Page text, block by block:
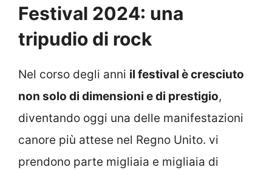
Festival 2024: una
tripudio di rock
Nel corso degli anni il festival è cresciuto
non solo di dimensioni e di prestigio,
diventando oggi una delle manifestazioni
canore più attese nel Regno Unito. vi
prendono parte migliaia e migliaia di